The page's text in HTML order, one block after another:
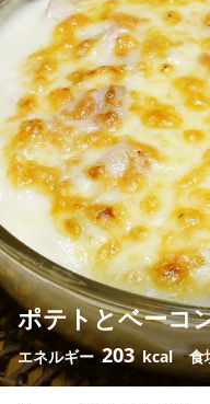
ポテトとベーコ
エネルギー203 kcal 食